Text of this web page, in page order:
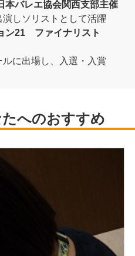
バレエ協会関西支部主催
演しソリストとして活躍
ン21 ファイナリスト
に出場し、入選・入賞